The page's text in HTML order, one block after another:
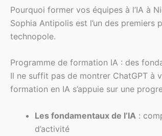
Pourquoi former vos équipes à l’IA à
Sophia Antipolis est l’un des premiers
technopole.
Programme de formation IA : des
Il ne suffit pas de montrer ChatGPT à
formation en IA s’appuie sur une
Les fondamentaux de l’IA :
d’activité